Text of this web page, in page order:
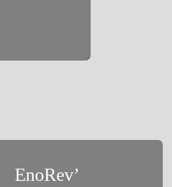
EnoRev’